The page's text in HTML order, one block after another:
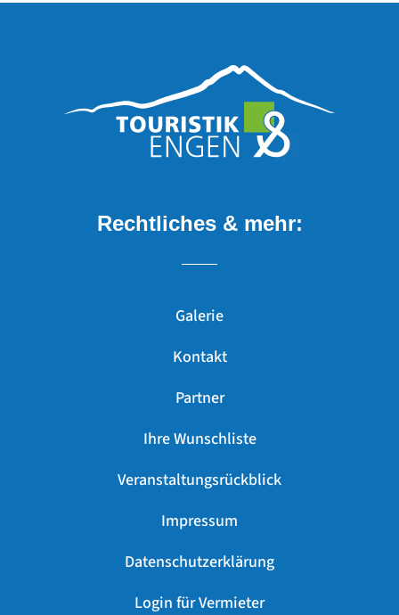
Rechtliches & mehr:
Galerie
Kontakt
Partner
Ihre Wunschliste
Veranstaltungsrückblick
Impressum
Datenschutzerklärung
Login für Vermieter